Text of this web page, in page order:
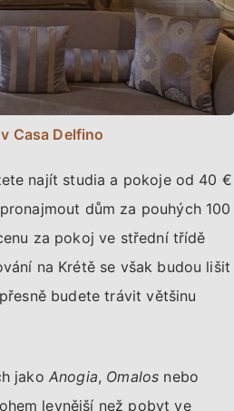
Casa Delfino
najít studia a pokoje od 40 €
dům za pouhých 100
za pokoj ve střední třídě
na Krétě se však budou lišit
budete trávit většinu
jako Anogia, Omalos nebo
levnější než pobyt ve